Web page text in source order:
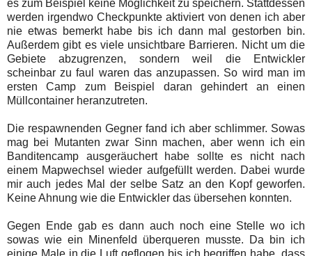
es zum Beispiel keine Möglichkeit zu speichern. Stattdessen
werden irgendwo Checkpunkte aktiviert von denen ich aber
nie etwas bemerkt habe bis ich dann mal gestorben bin.
Außerdem gibt es viele unsichtbare Barrieren. Nicht um die
Gebiete abzugrenzen, sondern weil die Entwickler
scheinbar zu faul waren das anzupassen. So wird man im
ersten Camp zum Beispiel daran gehindert an einen
Müllcontainer heranzutreten.
Die respawnenden Gegner fand ich aber schlimmer. Sowas
mag bei Mutanten zwar Sinn machen, aber wenn ich ein
Banditencamp ausgeräuchert habe sollte es nicht nach
einem Mapwechsel wieder aufgefüllt werden. Dabei wurde
mir auch jedes Mal der selbe Satz an den Kopf geworfen.
Keine Ahnung wie die Entwickler das übersehen konnten.
Gegen Ende gab es dann auch noch eine Stelle wo ich
sowas wie ein Minenfeld überqueren musste. Da bin ich